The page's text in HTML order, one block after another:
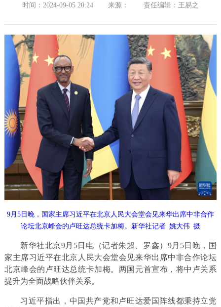
时间：2024-09-05 20:24 来源： 责任编辑：王易之
9月5日晚，国家主席习近平在北京人民大会堂会见来华出席中非合作
论坛北京峰会的卢旺达总统卡加梅。新华社记者 姚大伟 摄
新华社北京9月5日电（记者朱超、罗鑫）9月5日晚，国
家主席习近平在北京人民大会堂会见来华出席中非合作论坛
北京峰会的卢旺达总统卡加梅。两国元首宣布，将中卢关系
提升为全面战略伙伴关系。
习近平指出，中国共产党和卢旺达爱国阵线都秉持立党